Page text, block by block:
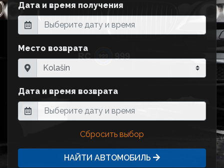
Дата и время получения
Место возврата
Дата и время возврата
Сбросить выбор
НАЙТИ АВТОМОБИЛЬ